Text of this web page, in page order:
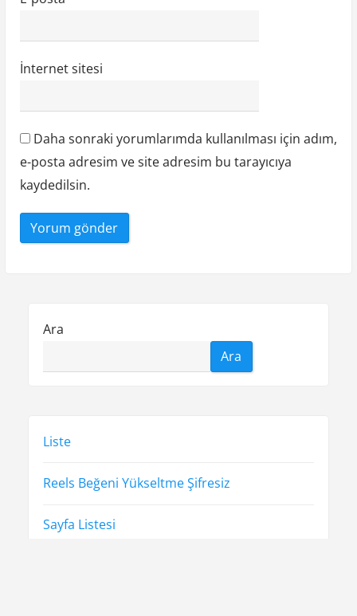
İnternet sitesi
Daha sonraki yorumlarımda kullanılması için adım,
e-posta adresim ve site adresim bu tarayıcıya
kaydedilsin.
Ara
Ara
Liste
Reels Beğeni Yükseltme Şifresiz
Sayfa Listesi